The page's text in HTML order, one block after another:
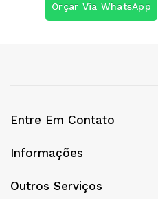
Orçar Via WhatsApp
Entre Em Contato
Informações
Outros Serviços